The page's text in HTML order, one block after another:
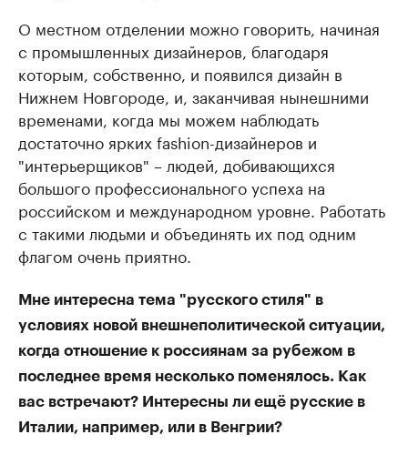
О местном отделении можно говорить, начиная
с промышленных дизайнеров, благодаря
которым, собственно, и появился дизайн в
Нижнем Новгороде, и, заканчивая нынешними
временами, когда мы можем наблюдать
достаточно ярких fashion-дизайнеров и
"интерьерщиков" – людей, добивающихся
большого профессионального успеха на
российском и международном уровне. Работать
с такими людьми и объединять их под одним
флагом очень приятно.
Мне интересна тема "русского стиля" в
условиях новой внешнеполитической ситуации,
когда отношение к россиянам за рубежом в
последнее время несколько поменялось. Как
вас встречают? Интересны ли ещё русские в
Италии, например, или в Венгрии?